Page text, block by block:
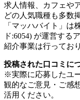
求人情報、カフェや
どの人気職種も多数
「マッハバイト」は
ド:6054) が運営する
紹介事業は行ってお
投稿された口コミに
※実際に応募したユ
観的なご意見・ご感
活用ください。